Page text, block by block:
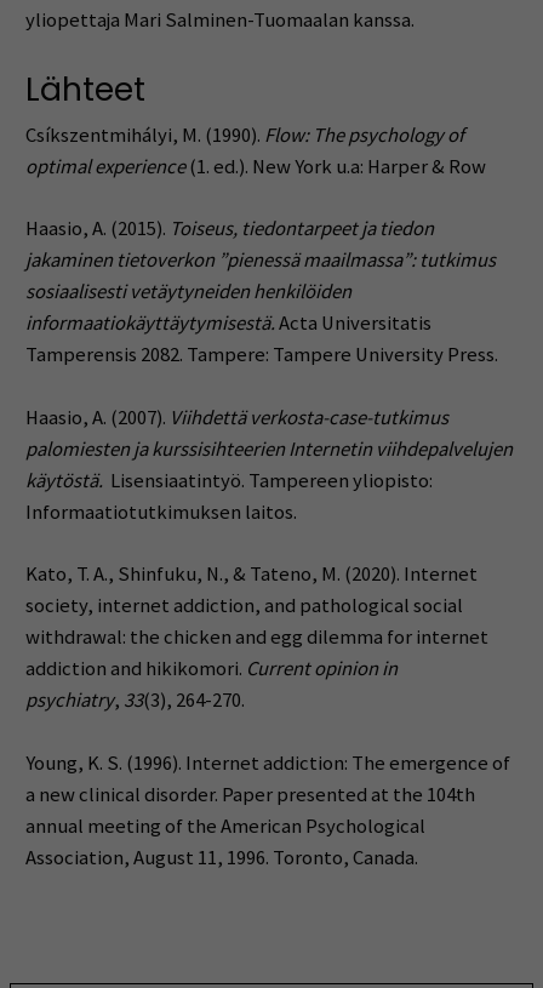
yliopettaja Mari Salminen-Tuomaalan kanssa.
Lähteet
Csíkszentmihályi, M. (1990). Flow: The psychology of
optimal experience(1. ed.). New York u.a: Harper & Row
Haasio, A. (2015). Toiseus, tiedontarpeet ja tiedon
jakaminen tietoverkon ”pienessä maailmassa”: tutkimus
sosiaalisesti vetäytyneiden henkilöiden
informaatiokäyttäytymisestä.Acta Universitatis
Tamperensis 2082. Tampere: Tampere University Press.
Haasio, A. (2007). Viihdettä verkosta-case-tutkimus
palomiesten ja kurssisihteerien Internetin viihdepalvelujen
käytöstä. Lisensiaatintyö. Tampereen yliopisto:
Informaatiotutkimuksen laitos.
Kato, T. A., Shinfuku, N., & Tateno, M. (2020). Internet
society, internet addiction, and pathological social
withdrawal: the chicken and egg dilemma for internet
addiction and hikikomori. Current opinion in
psychiatry, 33(3), 264-270.
Young, K. S. (1996). Internet addiction: The emergence of
a new clinical disorder. Paper presented at the 104th
annual meeting of the American Psychological
Association, August 11, 1996. Toronto, Canada.